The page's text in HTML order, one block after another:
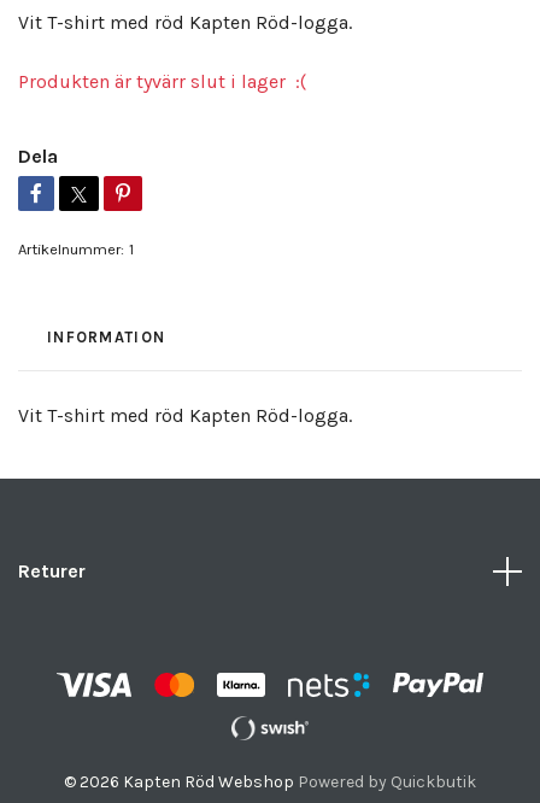
Vit T-shirt med röd Kapten Röd-logga.
Produkten är tyvärr slut i lager :(
Dela
Artikelnummer: 1
INFORMATION
Vit T-shirt med röd Kapten Röd-logga.
Returer
© 2026 Kapten Röd Webshop Powered by Quickbutik